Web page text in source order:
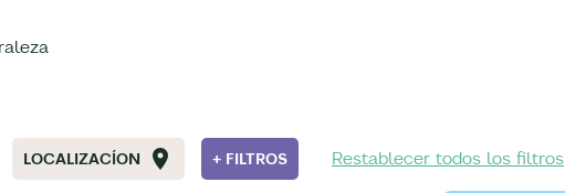
LOCALIZACÍON + FILTROS Restablecer todos los filtros